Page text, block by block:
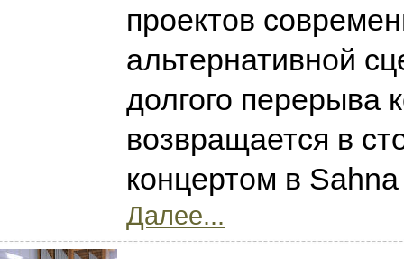
проектов
альтернативной
долгого перерыва
возвращается в
концертом в
Далее...